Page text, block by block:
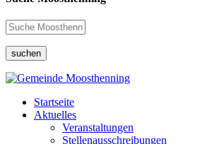
suchen
Startseite
Aktuelles
Veranstaltungen
Stellenausschreibungen